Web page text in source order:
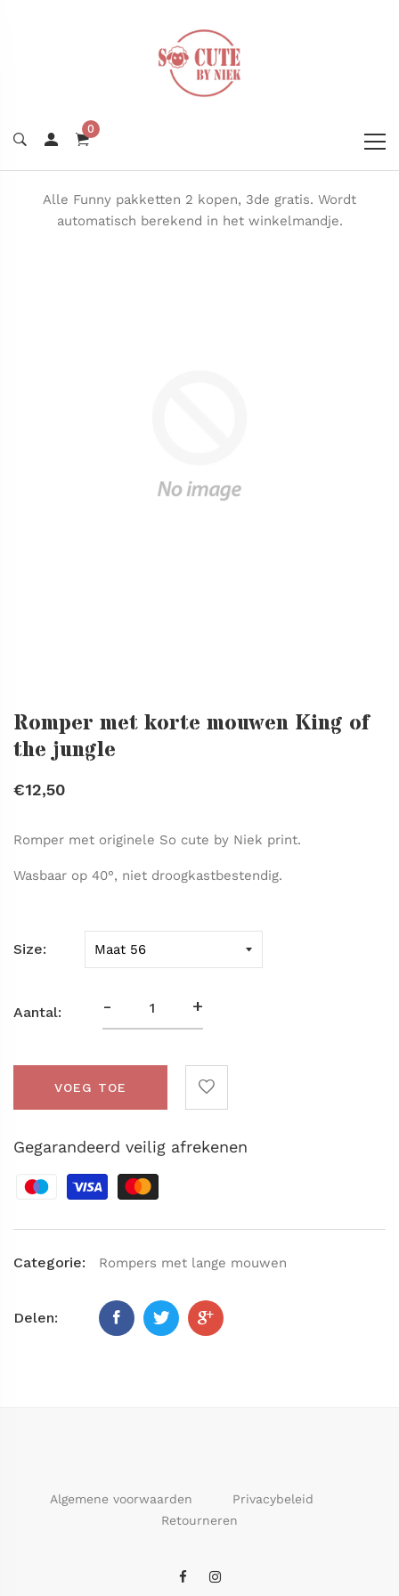
0
Alle Funny pakketten 2 kopen, 3de gratis. Wordt
automatisch berekend in het winkelmandje.
Romper met korte mouwen King of
the jungle
€12,50
Romper met originele So cute by Niek print.
Wasbaar op 40°, niet droogkastbestendig.
Size
Aantal: - +
VOEG TOE
Gegarandeerd veilig afrekenen
Categorie: Rompers met lange mouwen
Delen:
Algemene voorwaarden
Privacybeleid
Retourneren